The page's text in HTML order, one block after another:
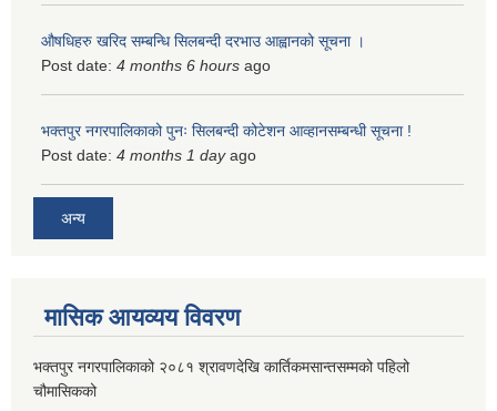
औषधिहरु खरिद सम्बन्धि सिलबन्दी दरभाउ आह्वानको सूचना ।
Post date: 4 months 6 hours ago
भक्तपुर नगरपालिकाको पुनः सिलबन्दी कोटेशन आव्हानसम्बन्धी सूचना !
Post date: 4 months 1 dayago
अन्य
मासिक आयव्यय विवरण
भक्तपुर नगरपालिकाको २०८१ श्रावणदेखि कार्तिकमसान्तसम्मको पहिलो
चौमासिकको